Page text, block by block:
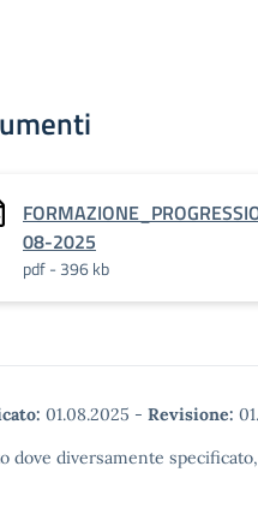
08-2025
pdf - 396 kb
01.08.2025 - Revisione:
dove diversamente